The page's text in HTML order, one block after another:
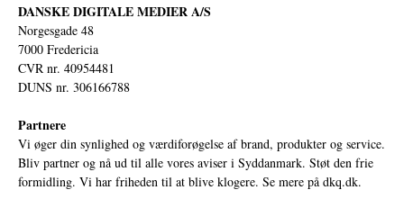
DANSKE DIGITALE MEDIER A/S
Norgesgade 48
7000 Fredericia
CVR nr. 40954481
DUNS nr. 306166788
Partnere
Vi øger din synlighed og værdiforøgelse af brand, produkter og service.
Bliv partner og nå ud til alle vores aviser i Syddanmark. Støt den frie
formidling. Vi har friheden til at blive klogere. Se mere på dkq.dk.